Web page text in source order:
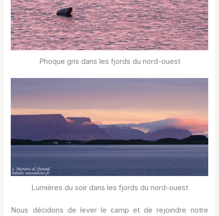
Phoque gris dans les fjords du nord-ouest
Lumières du soir dans les fjords du nord-ouest
Nous décidons de lever le camp et de rejoindre notre